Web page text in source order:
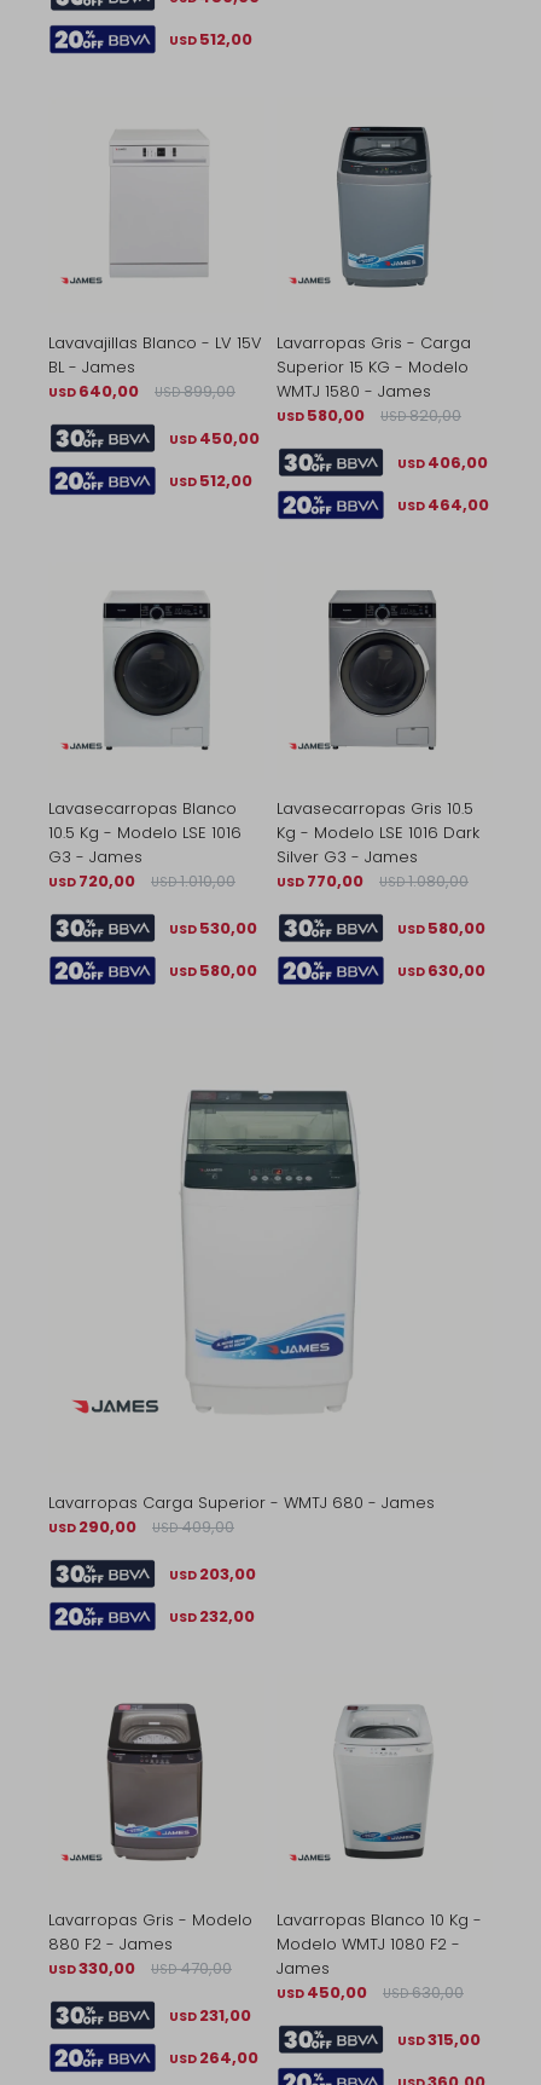
USD 512,00
Lavavajillas Blanco - LV 15V
BL - James
USD 640,00 USD 899,00
USD 450,00
USD 512,00
Lavarropas Gris - Carga
Superior 15 KG - Modelo
WMTJ 1580 - James
USD 580,00 USD 820,00
USD 406,00
USD 464,00
Lavasecarropas Blanco
10.5 Kg - Modelo LSE 1016
G3 - James
USD 720,00 USD 1.010,00
USD 530,00
USD 580,00
Lavasecarropas Gris 10.5
Kg - Modelo LSE 1016 Dark
Silver G3 - James
USD 770,00 USD 1.080,00
USD 580,00
USD 630,00
Lavarropas Carga Superior - WMTJ 680 - James
USD 290,00 USD 409,00
USD 203,00
USD 232,00
Lavarropas Gris - Modelo
880 F2 - James
USD330,00 USD 470,00
USD 231,00
USD 264,00
Lavarropas Blanco 10 Kg -
Modelo WMTJ 1080 F2 -
James
USD 450,00 USD 630,00
USD315,00